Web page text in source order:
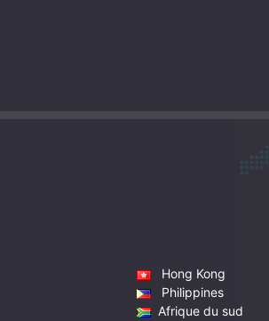
Hong Kong
Philippines
Afrique du sud